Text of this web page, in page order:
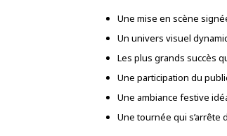
Une mise en scène
Un univers visuel
Les plus grands succès
Une participation du
Une ambiance festive
Une tournée qui s’arrête